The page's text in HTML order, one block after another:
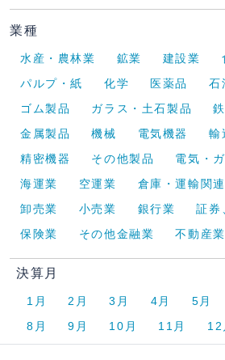
業種
水産・農林業 鉱業 建設業
パルプ・紙
化学 医薬品
石
ゴム製品
ガラス・土石製品
金属製品
機械 電気機器
輸
精密機器
その他製品 電気・
海運業
空運業 倉庫・運輸関
卸売業
小売業 銀行業
証券
保険業
その他金融業 不動産業
決算月
1月 2月 3月 4月 5月
8月
9月 10月 11月 12